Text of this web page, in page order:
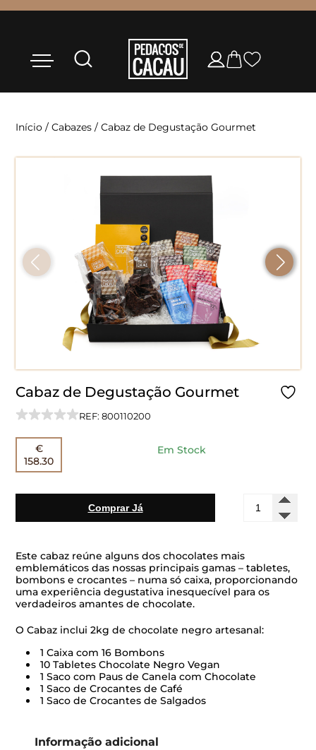
Início /Cabazes / Cabaz de Degustação Gourmet
Cabaz de Degustação Gourmet
REF: 800110200
€
158.30
Em Stock
Comprar Já
Quantidade
de
Degustação
Gourmet
Este cabaz reúne alguns dos chocolates mais
emblemáticos das nossas principais gamas – tabletes,
bombons e crocantes – numa só caixa, proporcionando
uma experiência degustativa inesquecível para os
verdadeiros amantes de chocolate.
O Cabaz inclui 2kg de chocolate negro artesanal:
1 Caixa com 16 Bombons
10 Tabletes Chocolate Negro Vegan
1 Saco com Paus de Canela com Chocolate
1 Saco de Crocantes de Café
1 Saco de Crocantes de Salgados
Informação adicional